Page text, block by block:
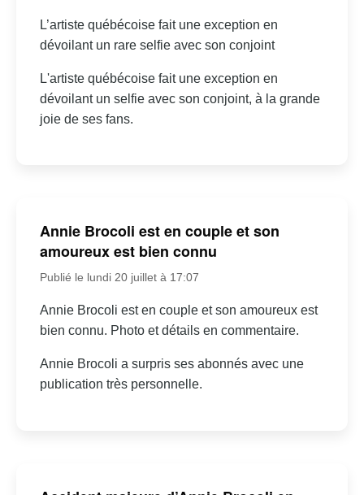
L’artiste québécoise fait une exception en
dévoilant un rare selfie avec son conjoint
L'artiste québécoise fait une exception en
dévoilant un selfie avec son conjoint, à la grande
joie de ses fans.
Annie Brocoli est en couple et son
amoureux est bien connu
Publié le lundi 20 juillet à 17:07
Annie Brocoli est en couple et son amoureux est
bien connu. Photo et détails en commentaire.
Annie Brocoli a surpris ses abonnés avec une
publication très personnelle.